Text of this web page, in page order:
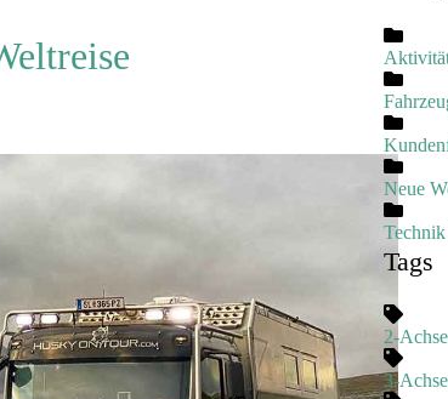
Neue
Technik
Tags
2-
3-